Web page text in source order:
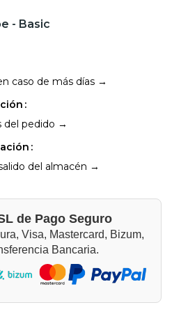
- Basic
caso de más días →
del pedido →
del almacén →
de Pago Seguro
Visa, Mastercard, Bizum,
Bancaria.